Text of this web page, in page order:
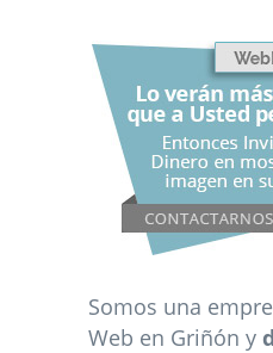
Somos una
Web en Griñón y